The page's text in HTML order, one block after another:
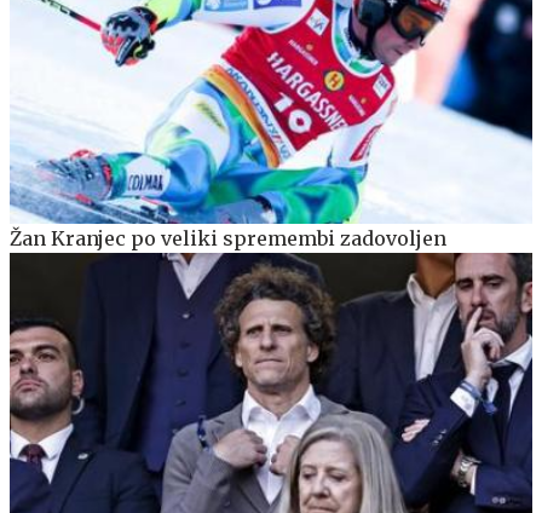
Žan Kranjec po veliki spremembi zadovoljen